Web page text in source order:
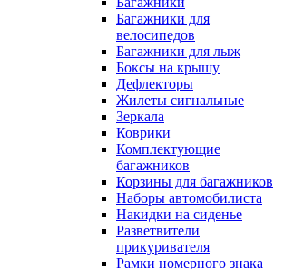
Багажники для
велосипедов
Багажники для лыж
Боксы на крышу
Дефлекторы
Жилеты сигнальные
Зеркала
Коврики
Комплектующие
багажников
Корзины для багажников
Наборы автомобилиста
Накидки на сиденье
Разветвители
прикуривателя
Рамки номерного знака